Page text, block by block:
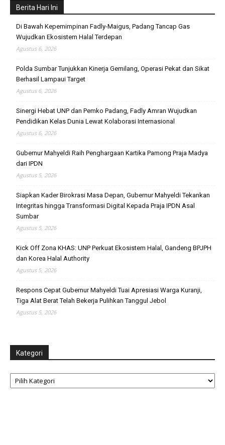
Berita Hari Ini
Di Bawah Kepemimpinan Fadly-Maigus, Padang Tancap Gas
Wujudkan Ekosistem Halal Terdepan
Agustus 6, 2026
Polda Sumbar Tunjukkan Kinerja Gemilang, Operasi Pekat dan Sikat
Berhasil Lampaui Target
Agustus 6, 2026
Sinergi Hebat UNP dan Pemko Padang, Fadly Amran Wujudkan
Pendidikan Kelas Dunia Lewat Kolaborasi Internasional
Agustus 6, 2026
Gubernur Mahyeldi Raih Penghargaan Kartika Pamong Praja Madya
dari IPDN
Agustus 5, 2026
Siapkan Kader Birokrasi Masa Depan, Gubernur Mahyeldi Tekankan
Integritas hingga Transformasi Digital Kepada Praja IPDN Asal
Sumbar
Agustus 5, 2026
Kick Off Zona KHAS: UNP Perkuat Ekosistem Halal, Gandeng BPJPH
dan Korea Halal Authority
Agustus 5, 2026
Respons Cepat Gubernur Mahyeldi Tuai Apresiasi Warga Kuranji,
Tiga Alat Berat Telah Bekerja Pulihkan Tanggul Jebol
Agustus 5, 2026
Kategori
Kategori